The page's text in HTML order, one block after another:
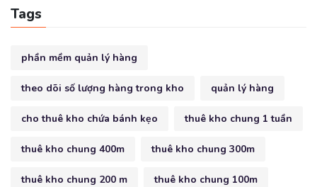
Tags
phần mềm quản lý hàng
theo dõi số lượng hàng trong kho quản lý hàng
cho thuê kho chứa bánh kẹo thuê kho chung 1 tuần
thuê kho chung 400m thuê kho chung 300m
thuê kho chung 200 m thuê kho chung 100m